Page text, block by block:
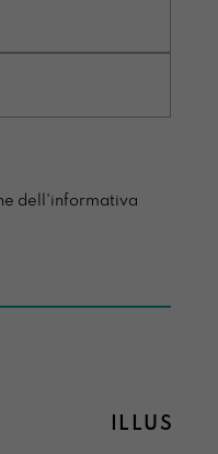
dell'informativa